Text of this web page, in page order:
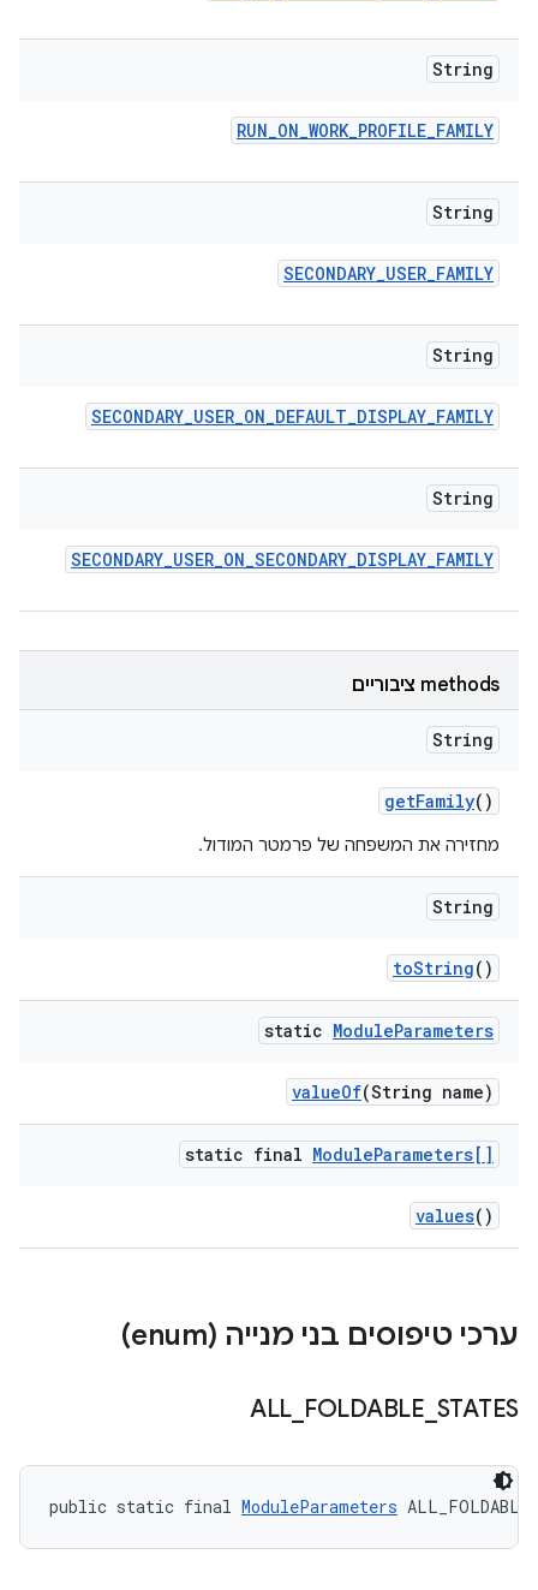
String
RUN_ON_WORK_PROFILE_FAMILY
String
SECONDARY_USER_FAMILY
String
SECONDARY_USER_ON_DEFAULT_DISPLAY_FAMILY
String
SECONDARY_USER_ON_SECONDARY_DISPLAY_FAMILY
‫methods ציבוריים
String
getFamily()
מחזירה את המשפחה של פרמטר המודול.
String
toString()
static ModuleParameters
valueOf(String name)
static final ModuleParameters[]
values()
ערכי טיפוסים בני מנייה (enum)
ALL FOLDABLE STATES
public static final ModuleParameters